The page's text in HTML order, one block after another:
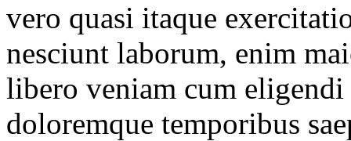
vero quasi itaque
nesciunt laborum, enim
libero veniam cum
doloremque temporibus